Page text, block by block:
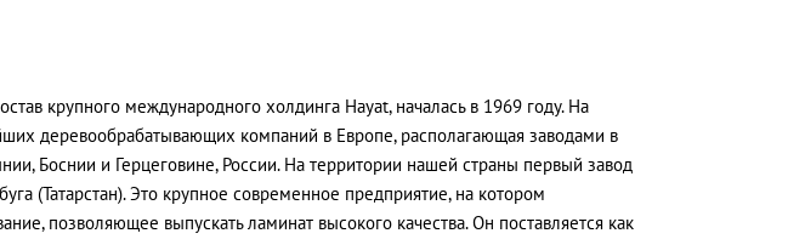
крупного международного холдинга Hayat, началась в 1969 году. На
деревообрабатывающих компаний в Европе, располагающая заводами в
Боснии и Герцеговине, России. На территории нашей страны первый завод
(Татарстан). Это крупное современное предприятие, на котором
позволяющее выпускать ламинат высокого качества. Он поставляется как